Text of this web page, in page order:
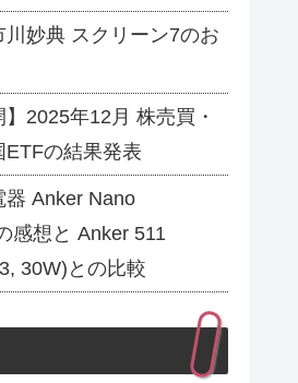
川妙典 スクリーン7のお
】2025年12月 株売買・
の結果発表
器 Anker Nano
感想と Anker 511
30W)との比較